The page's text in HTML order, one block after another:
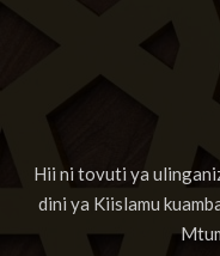
Hii ni tovuti ya
dini ya Kiislamu